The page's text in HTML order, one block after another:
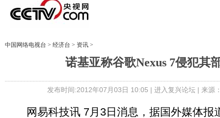
中国网络电视台 > 经济台 > 资讯 >
诺基亚称谷歌Nexus 7侵犯其
发布时间:2012年07月03日 10:05 | 进入复兴论坛| 来源
网易科技讯 7月3日消息，据国外媒体报